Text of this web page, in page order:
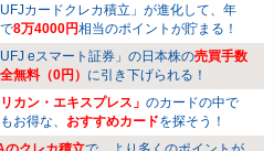
UFJカードクレカ積立」が進化して、年
8万4000円相当のポイントが貯まる！
UFJ eスマート証券」の日本株の売買手数
無料（0円） に引き下げられる！
リカン・エキスプレス」 のカードの中で
お得な、 おすすめカードを探そう！